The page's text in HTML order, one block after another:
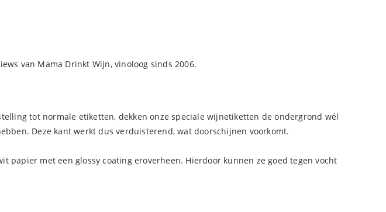
van Mama Drinkt Wijn, vinoloog sinds 2006.
tot normale etiketten, dekken onze speciale wijnetiketten de ondergrond wél
Deze kant werkt dus verduisterend, wat doorschijnen voorkomt.
papier met een glossy coating eroverheen. Hierdoor kunnen ze goed tegen vocht